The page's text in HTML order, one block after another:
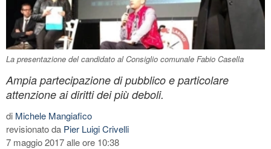
La presentazione del candidato al Consiglio comunale Fabio Casella
Ampia partecipazione di pubblico e particolare
attenzione ai diritti dei più deboli.
di Michele Mangiafico
revisionato da Pier Luigi Crivelli
7 maggio 2017 alle ore 10:38